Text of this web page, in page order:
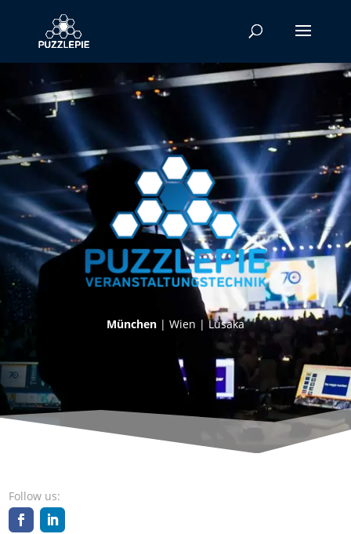
Mün­chen| Wien | Lusaka
Fol­low us: